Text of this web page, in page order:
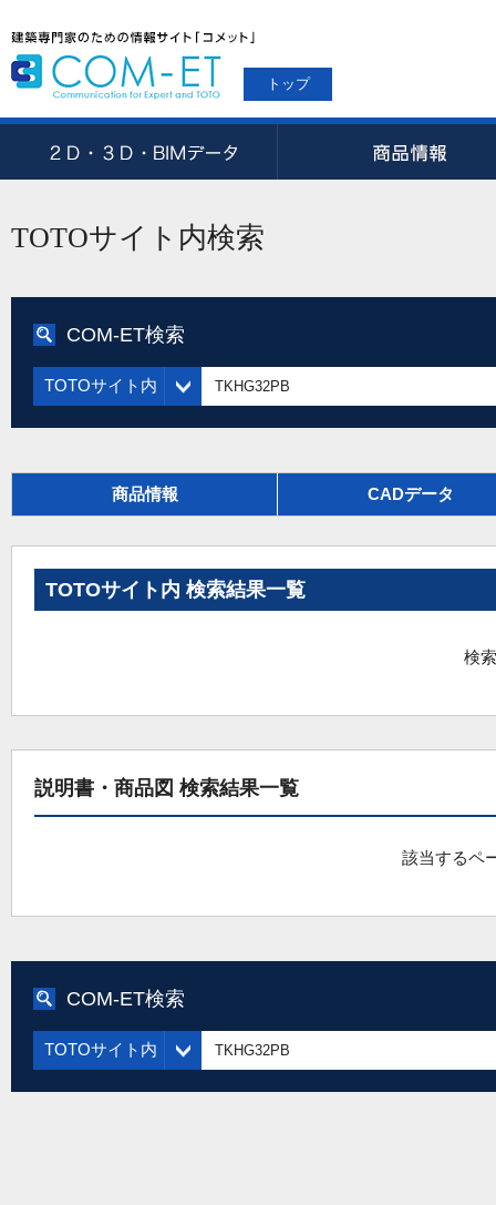
トップ
TOTOサイト内検索
COM-ET検索
TOTOサイト内
商品情報 CADデータ
TOTOサイト内 検索結果一覧
検
説明書・商品図 検索結果一覧
該当するペ
COM-ET検索
TOTOサイト内